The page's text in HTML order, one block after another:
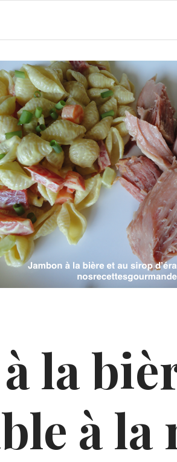
la
à la